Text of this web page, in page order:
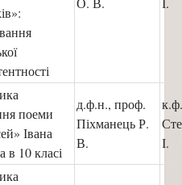
поеми
Івана
в 10 класі
д.ф.н., проф.
Піхманець Р.
В.
І.